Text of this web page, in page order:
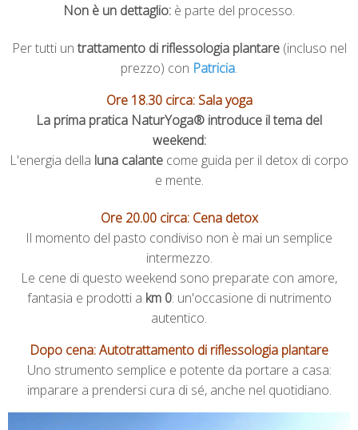
Non è un dettaglio: è parte del processo.
Per tutti un trattamento di riflessologia plantare(incluso nel
prezzo) con Patricia.
Ore 18.30 circa: Sala yoga
La prima pratica NaturYoga® introduce il tema del
weekend:
L'energia della luna calante come guida per il detox di corpo
e mente.
Ore 20.00 circa: Cena detox
Il momento del pasto condiviso non è mai un semplice
intermezzo.
Le cene di questo weekend sono preparate con amore,
fantasia e prodotti a km 0: un'occasione di nutrimento
autentico.
Dopo cena: Autotrattamento di riflessologia plantare
Uno strumento semplice e potente da portare a casa:
imparare a prendersi cura di sé, anche nel quotidiano.